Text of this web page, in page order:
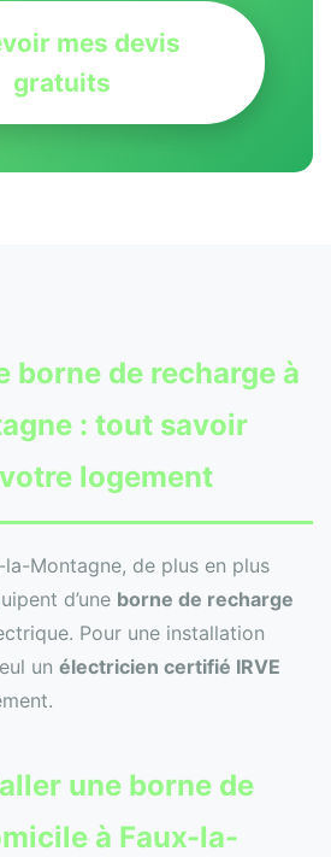
mes devis
gratuits
borne de recharge à
: tout savoir
logement
Montagne, de plus en plus
d’une borne de recharge
Pour une installation
un électricien certifié IRVE
une borne de
à Faux-la-